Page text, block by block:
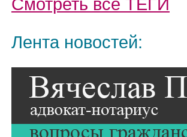
Смотреть все ТЕГИ
Лента новостей: